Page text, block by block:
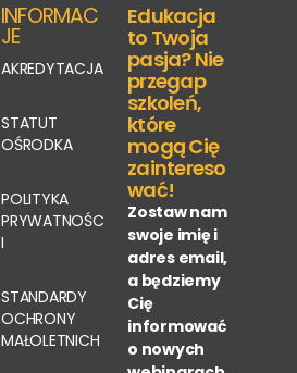
INFORMAC
JE
AKREDYTACJA
STATUT
OŚRODKA
POLITYKA
PRYWATNOŚC
I
STANDARDY
OCHRONY
MAŁOLETNICH
Edukacja
to Twoja
pasja? Nie
przegap
szkoleń,
które
mogą Cię
zaintereso
wać!
Zostaw nam
swoje imię i
adres email,
a będziemy
Cię
informować
o nowych